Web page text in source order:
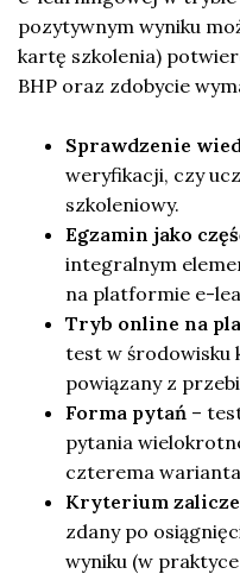
pozytywnym wyniku
kartę szkolenia)
BHP oraz zdobycie
Sprawdzenie
weryfikacji, czy
szkoleniowy.
Egzamin jako
integralnym
na platformie e-
Tryb online na
test w środowisku
powiązany z
Forma pytań –
pytania
czterema
Kryterium
zdany po
wyniku (w